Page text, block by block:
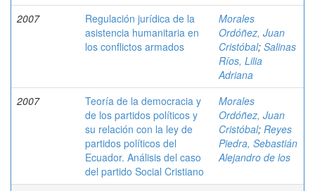
2007
Regulación jurídica de la
asistencia humanitaria en
los conflictos armados
Morales
Ordóñez, Juan
Cristóbal; Salinas
Ríos, Lilia
Adriana
2007
Teoría de la democracia y
de los partidos políticos y
su relación con la ley de
partidos políticos del
Ecuador. Análisis del caso
del partido Social Cristiano
Morales
Ordóñez, Juan
Cristóbal; Reyes
Piedra, Sebastián
Alejandro de los